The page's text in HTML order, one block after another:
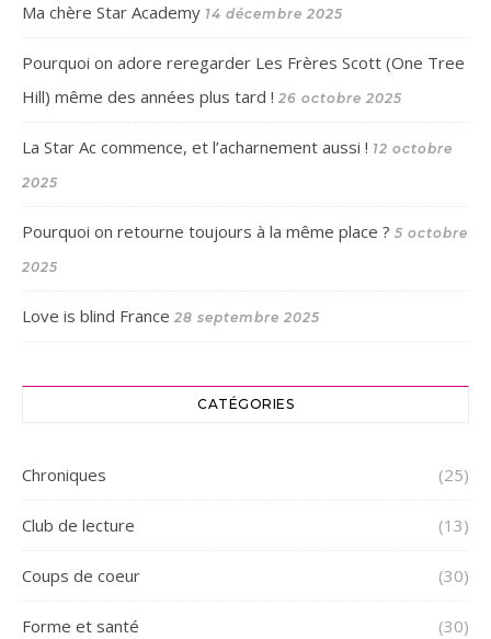
Ma chère Star Academy 14 décembre 2025
Pourquoi on adore reregarder Les Frères Scott (One Tree
Hill) même des années plus tard ! 26 octobre 2025
La Star Ac commence, et l’acharnement aussi ! 12 octobre
2025
Pourquoi on retourne toujours à la même place ? 5 octobre
2025
Love is blind France 28 septembre 2025
CATÉGORIES
Chroniques (25)
Club de lecture (13)
Coups de coeur (30)
Forme et santé (30)